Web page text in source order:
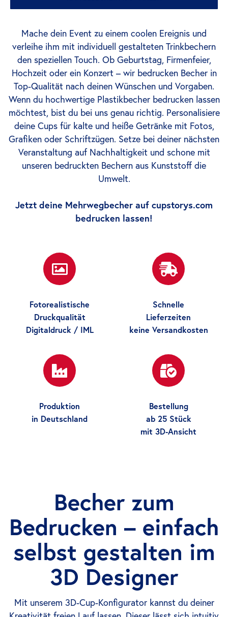
Mache dein Event zu einem coolen Ereignis und
verleihe ihm mit individuell gestalteten Trinkbechern
den speziellen Touch. Ob Geburtstag, Firmenfeier,
Hochzeit oder ein Konzert – wir bedrucken Becher in
Top-Qualität nach deinen Wünschen und Vorgaben.
Wenn du hochwertige Plastikbecher bedrucken lassen
möchtest, bist du bei uns genau richtig. Personalisiere
deine Cups für kalte und heiße Getränke mit Fotos,
Grafiken oder Schriftzügen. Setze bei deiner nächsten
Veranstaltung auf Nachhaltigkeit und schone mit
unseren bedruckten Bechern aus Kunststoff die
Umwelt.
Jetzt deine Mehrwegbecher auf cupstorys.com
bedrucken lassen!
Fotorealistische
Druckqualität
Digitaldruck / IML
Schnelle
Lieferzeiten
keine Versandkosten
Produktion
in Deutschland
Bestellung
ab 25 Stück
mit 3D-Ansicht
Becher zum
Bedrucken – einfach
selbst gestalten im
3D Designer
Mit unserem 3D-Cup-Konfigurator kannst du deiner